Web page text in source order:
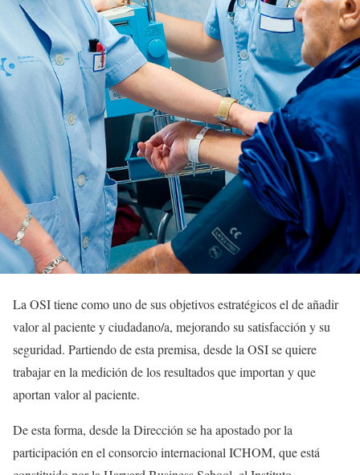
La OSI tiene como uno de sus objetivos estratégicos el de añadir
valor al paciente y ciudadano/a, mejorando su satisfacción y su
seguridad. Partiendo de esta premisa, desde la OSI se quiere
trabajar en la medición de los resultados que importan y que
aportan valor al paciente.
De esta forma, desde la Dirección se ha apostado por la
participación en el consorcio internacional ICHOM, que está